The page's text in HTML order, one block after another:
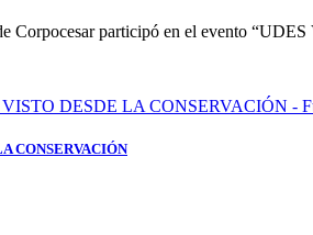
Corpocesar participó en el evento
CONSERVACIÓN